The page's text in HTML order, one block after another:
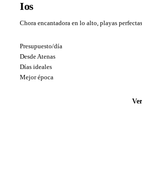
Ios
Chora encantadora en lo alto, playas
Presupuesto/día
Desde Atenas
Días ideales
Mejor época